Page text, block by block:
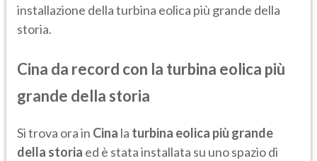
installazione della turbina eolica più grande della
storia.
Cina da record con la turbina eolica più
grande della storia
Si trova ora in Cina la turbina eolica più grande
della storia ed è stata installata su uno spazio di